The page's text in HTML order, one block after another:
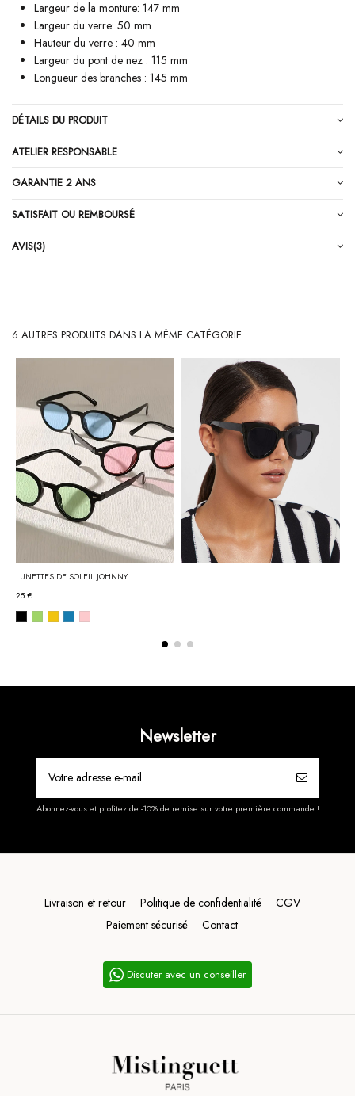
Largeur de la monture: 147 mm
Largeur du verre: 50 mm
Hauteur du verre : 40 mm
Largeur du pont de nez : 115 mm
Longueur des branches : 145 mm
DÉTAILS DU PRODUIT
ATELIER RESPONSABLE
GARANTIE 2 ANS
SATISFAIT OU REMBOURSÉ
AVIS(3)
6 AUTRES PRODUITS DANS LA MÊME CATÉGORIE :
LUNETTES DE SOLEIL JOHNNY
25 €
Newsletter
Abonnez-vous et profitez de -10% de remise sur votre première commande !
Livraison et retour Politique de confidentialité
CGV
Paiement sécurisé
Contact
Discuter avec un conseiller